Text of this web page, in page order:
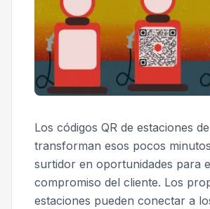
Los códigos QR de estaciones
transforman esos pocos
surtidor en oportunidades para
compromiso del cliente. Los
estaciones pueden conectar a